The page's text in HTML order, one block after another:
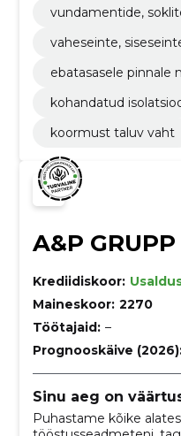
vundamentide,
vaheseinte,
ebatasasele pinnale
kohandatud
koormust taluv vaht
A&P GRUPP
Krediidiskoor:
Maineskoor: 2270
Töötajaid: –
Prognooskäive
Sinu aeg on
Puhastame kõike